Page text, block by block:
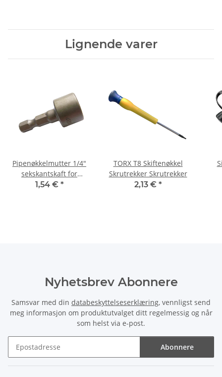
Lignende varer
Pipenøkkelmutter 1/4"
sekskantskaft for
batteridrevet
1,54 € *
TORX T8 Skiftenøkkel
Skrutrekker Skrutrekker
2,13 € *
Nyhetsbrev Abonnere
Samsvar med din databeskyttelseserklæring, vennligst send
meg informasjon om produktutvalget ditt regelmessig og når
som helst via e-post.
Abonnere